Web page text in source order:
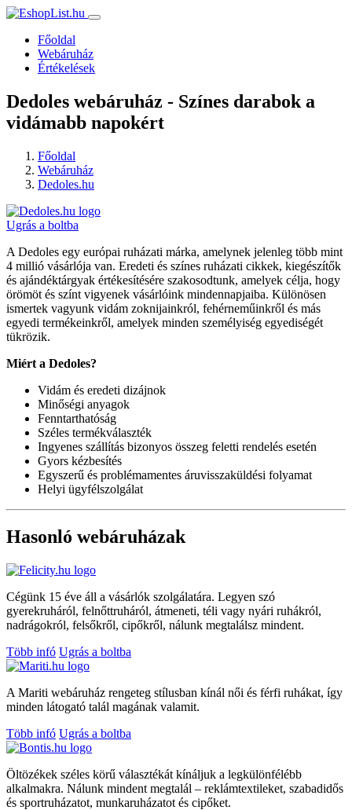
Főoldal
Webáruház
Értékelések
Dedoles webáruház - Színes darabok a
vidámabb napokért
Főoldal
Webáruház
Dedoles.hu
Ugrás a boltba
A Dedoles egy európai ruházati márka, amelynek jelenleg több mint
4 millió vásárlója van. Eredeti és színes ruházati cikkek, kiegészítők
és ajándéktárgyak értékesítésére szakosodtunk, amelyek célja, hogy
örömöt és színt vigyenek vásárlóink mindennapjaiba. Különösen
ismertek vagyunk vidám zoknijainkról, fehérneműinkről és más
egyedi termékeinkről, amelyek minden személyiség egyediségét
tükrözik.
Miért a Dedoles?
Vidám és eredeti dizájnok
Minőségi anyagok
Fenntarthatóság
Széles termékválaszték
Ingyenes szállítás bizonyos összeg feletti rendelés esetén
Gyors kézbesítés
Egyszerű és problémamentes áruvisszaküldési folyamat
Helyi ügyfélszolgálat
Hasonló webáruházak
Cégünk 15 éve áll a vásárlók szolgálatára. Legyen szó
gyerekruháról, felnőttruháról, átmeneti, téli vagy nyári ruhákról,
nadrágokról, felsőkről, cipőkről, nálunk megtalálsz mindent.
Több infó Ugrás a boltba
A Mariti webáruház rengeteg stílusban kínál női és férfi ruhákat, így
minden látogató talál magának valamit.
Több infó Ugrás a boltba
Öltözékek széles körű választékát kínáljuk a legkülönfélébb
alkalmakra. Nálunk mindent megtalál – reklámtextileket, szabadidős
és sportruházatot, munkaruházatot és cipőket.